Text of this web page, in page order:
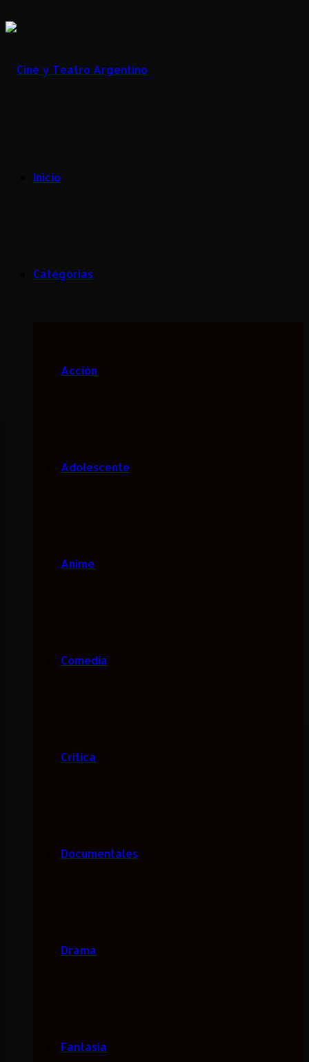
Inicio
Categorias
Acción
Adolescente
Anime
Comedia
Critica
Documentales
Drama
Fantasía